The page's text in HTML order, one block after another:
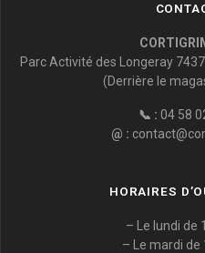
Parc Activité des Longeray
(Derrière le
📞 : 04 58
@ :
HORAIRES
– Le lundi de
– Le mardi de